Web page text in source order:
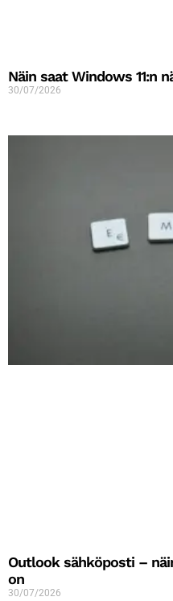
Näin saat Windows 11:n
30/07/2026
Outlook sähköposti –
on
30/07/2026